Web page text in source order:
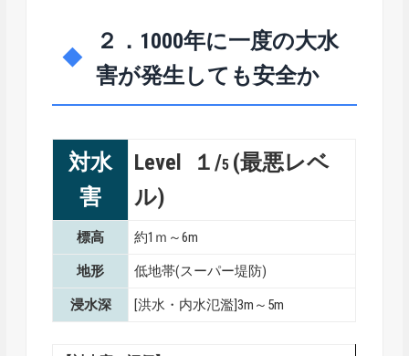
２．1000年に一度の大水
害が発生しても安全か
対水
害
Level １/5 (最悪レベ
ル)
標高 約1ｍ～6m
地形 低地帯(スーパー堤防)
浸水深 [洪水・内水氾濫]3m～5m